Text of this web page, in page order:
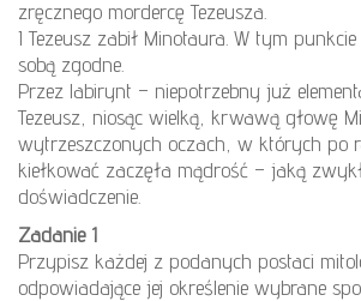
zręcznego mordercę Tezeusza.
I Tezeusz zabił Minotaura. W tym
sobą zgodne.
Przez labirynt – niepotrzebny już
Tezeusz, niosąc wielką, krwawą głowę
wytrzeszczonych oczach, w których po
kiełkować zaczęła mądrość – jaką
doświadczenie.
Zadanie 1
Przypisz każdej z podanych postaci
odpowiadające jej określenie wybrane